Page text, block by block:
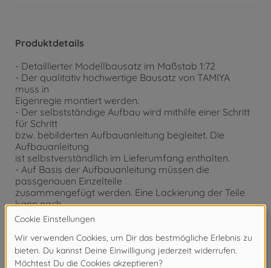
Produktdetails
- Detaillierter Modellbausatz im Maßstab 1:72
- Der qualitativ hochwertige Bausatz von TAMIYA
muss in
Eigenregie montiert werden.
- Der selbstständige Aufbau wird mithilfe einer Schritt
für Schritt
bzw. bebilderten Aufbauanleitung begleitet. Die
Aufbauanleitung
ist selbstverständlich im Lieferumfang enthalten.
- Auf Basis der Aufbauanleitung müssen die
passgenauen Einzelteile
zusammengefügt werden. Eine Lackierung der Teile
kann nach
eigenen Vorstellungen vorgenommen werden.
- Werkzeug, Klebstoff und Farben sind im
Lieferumfang des
Plastikbausatzes nicht enthalten. Diese müssen
optional erworben